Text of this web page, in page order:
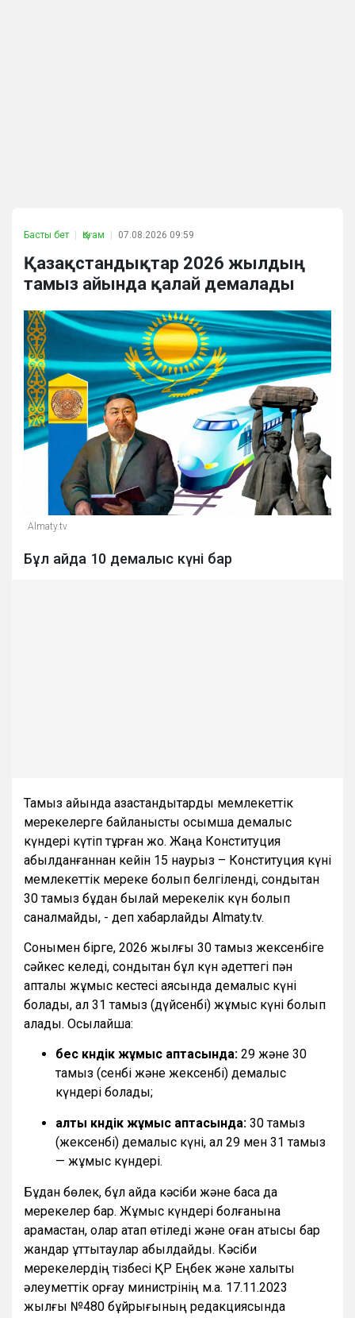
Басты бет Қоғам 07.08.2026 09:59
Қазақстандықтар 2026 жылдың
тамыз айында қалай демалады
Almaty.tv
Бұл айда 10 демалыс күні бар
Тамыз айында қазақстандықтарды мемлекеттік
мерекелерге байланысты қосымша демалыс
күндері күтіп тұрған жоқ. Жаңа Конституция
қабылданғаннан кейін 15 наурыз – Конституция күні
мемлекеттік мереке болып белгіленді, сондықтан
30 тамыз бұдан былай мерекелік күн болып
саналмайды, - деп хабарлайды Almaty.tv.
Сонымен бірге, 2026 жылғы 30 тамыз жексенбіге
сәйкес келеді, сондықтан бұл күн әдеттегі пән
апталық жұмыс кестесі аясында демалыс күні
болады, ал 31 тамыз (дүйсенбі) жұмыс күні болып
қалады. Осылайша:
бес күндік жұмыс аптасында: 29 және 30
тамыз (сенбі және жексенбі) демалыс
күндері болады;
алты күндік жұмыс аптасында: 30 тамыз
(жексенбі) демалыс күні, ал 29 мен 31 тамыз
— жұмыс күндері.
Бұдан бөлек, бұл айда кәсіби және басқа да
мерекелер бар. Жұмыс күндері болғанына
қарамастан, олар атап өтіледі және оған қатысы бар
жандар құттықтаулар қабылдайды. Кәсіби
мерекелердің тізбесі ҚР Еңбек және халықты
әлеуметтік қорғау министрінің м.а. 17.11.2023
жылғы №480 бұйрығының редакциясында